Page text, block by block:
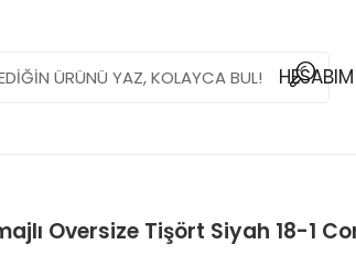
HESABIM
Oversize Tişört Siyah 18-1